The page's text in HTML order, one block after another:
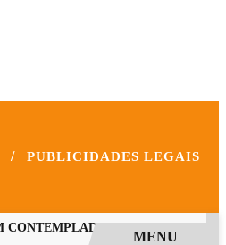
/ PUBLICIDADES LEGAIS
COM PROGRAMAS
MENU